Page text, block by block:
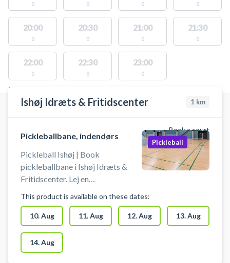
0 0 0 0
20:00
0
20:30
0
21:00
0
21:30
0
22:00
0
22:30
0
23:00
0
FACILITIES WITH AVAILABLE ACTIVITIES
Ishøj Idræts & Fritidscenter 1 km
Book a court
Pickleballbane, indendørs
Pickleball Ishøj | Book
pickleballbane i Ishøj Idræts &
Fritidscenter. Lej en
Ishøj på en af banerne i hallerne
ved Ishøj Idræts & Fritidscenter,
hvor du kan parkere gratis ved
hallen. Medbring selv bat og
bolde.
Pickleball
This product is available on these dates:
10. Aug 11. Aug 12. Aug 13. Aug
14. Aug